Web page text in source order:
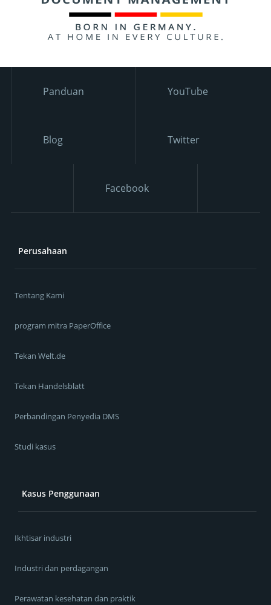
Panduan YouTube
Blog Twitter
Facebook
Perusahaan
Tentang Kami
program mitra PaperOffice
Tekan Welt.de
Tekan Handelsblatt
Perbandingan Penyedia DMS
Studi kasus
Kasus Penggunaan
Ikhtisar industri
Industri dan perdagangan
Perawatan kesehatan dan praktik